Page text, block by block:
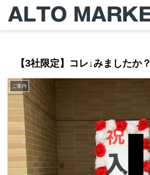
【3社限定】コレ↓みましたか？
ご案内